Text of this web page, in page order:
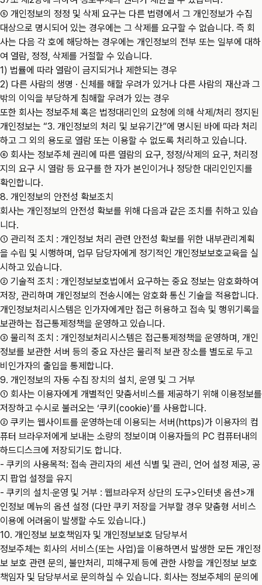
⑤ 개인정보의 정정 및 삭제 요구는 다른 법령에서 그 개인정보가 수집
대상으로 명시되어 있는 경우에는 그 삭제를 요구할 수 없습니다. 즉 회
사는 다음 각 호에 해당하는 경우에는 개인정보의 전부 또는 일부에 대하
여 열람, 정정, 삭제를 거절할 수 있습니다.
1) 법률에 따라 열람이 금지되거나 제한되는 경우
2) 다른 사람의 생명 · 신체를 해할 우려가 있거나 다른 사람의 재산과 그
밖의 이익을 부당하게 침해할 우려가 있는 경우
또한 회사는 정보주체 혹은 법정대리인의 요청에 의해 삭제/처리 정지된
개인정보는 “3. 개인정보의 처리 및 보유기간”에 명시된 바에 따라 처리
하고 그 외의 용도로 열람 또는 이용할 수 없도록 처리하고 있습니다.
⑥ 회사는 정보주체 권리에 따른 열람의 요구, 정정/삭제의 요구, 처리정
지의 요구 시 열람 등 요구를 한 자가 본인이거나 정당한 대리인인지를
확인합니다.
8. 개인정보의 안전성 확보조치
회사는 개인정보의 안전성 확보를 위해 다음과 같은 조치를 취하고 있습
니다.
① 관리적 조치 : 개인정보 처리 관련 안전성 확보를 위한 내부관리계획
을 수립 및 시행하며, 업무 담당자에게 정기적인 개인정보보호교육을 실
시하고 있습니다.
② 기술적 조치 : 개인정보보호법에서 요구하는 중요 정보는 암호화하여
저장, 관리하며 개인정보의 전송시에는 암호화 통신 기술을 적용합니다.
개인정보처리시스템은 인가자에게만 접근 허용하고 접속 및 행위기록을
보관하는 접근통제정책을 운영하고 있습니다.
③ 물리적 조치 : 개인정보처리시스템은 접근통제정책을 운영하며, 개인
정보를 보관한 서버 등의 중요 자산은 물리적 보관 장소를 별도로 두고
비인가자의 출입을 통제합니다.
9. 개인정보의 자동 수집 장치의 설치, 운영 및 그 거부
① 회사는 이용자에게 개별적인 맞춤서비스를 제공하기 위해 이용정보를
저장하고 수시로 불러오는 ‘쿠키(cookie)’를 사용합니다.
② 쿠키는 웹사이트를 운영하는데 이용되는 서버(https)가 이용자의 컴
퓨터 브라우저에게 보내는 소량의 정보이며 이용자들의 PC 컴퓨터내의
하드디스크에 저장되기도 합니다.
- 쿠키의 사용목적: 접속 관리자의 세션 식별 및 관리, 언어 설정 제공, 공
지 팝업 설정을 유지
- 쿠키의 설치∙운영 및 거부 : 웹브라우저 상단의 도구>인터넷 옵션>개
인정보 메뉴의 옵션 설정 (다만 쿠키 저장을 거부할 경우 맞춤형 서비스
이용에 어려움이 발생할 수도 있습니다.)
10. 개인정보 보호책임자 및 개인정보보호 담당부서
정보주체는 회사의 서비스(또는 사업)을 이용하면서 발생한 모든 개인정
보 보호 관련 문의, 불만처리, 피해구제 등에 관한 사항을 개인정보 보호
책임자 및 담당부서로 문의하실 수 있습니다. 회사는 정보주체의 문의에